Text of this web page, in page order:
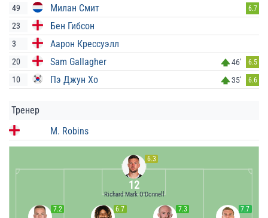
49 Милан Смит 6.7
23 Бен Гибсон
3 Аарон Крессуэлл
20 Sam Gallagher 46' 6.5
10 Пэ Джун Хо 35' 6.6
Тренер
M. Robins
6.3
12
Richard Mark O'Donnell
7.7
7.3
6.7
7.2